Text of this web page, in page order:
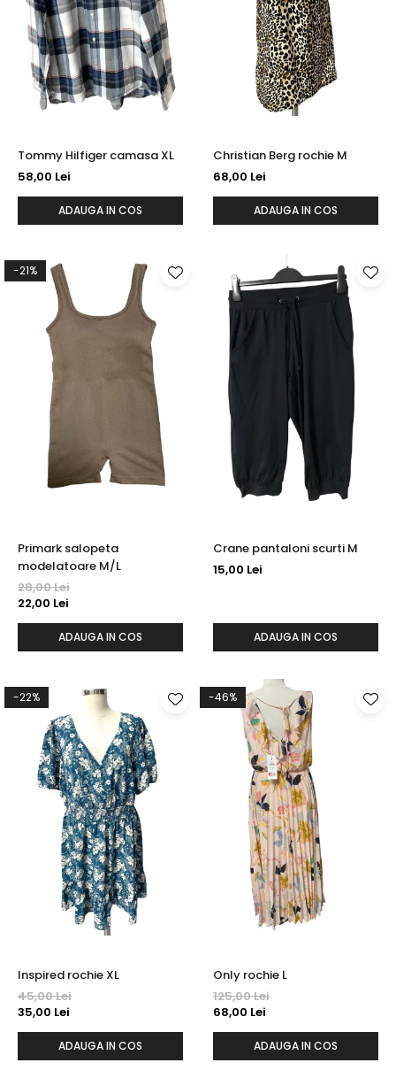
Hanorace
Lenjerii si pijamale
Paltoane
Pantaloni
Pulovere
Rochii
Sacouri si Costume
Sport
Tricouri si maiouri
Tricouri si maiouri
Veste
Salopete
Sport
Tricouri si maiouri
veste
Tommy Hilfiger camasa XL
58,00 Lei
ADAUGA IN COS
Christian Berg rochie M
68,00 Lei
ADAUGA IN COS
-21%
Primark salopeta
modelatoare M/L
28,00 Lei
22,00 Lei
ADAUGA IN COS
Crane pantaloni scurti M
15,00 Lei
ADAUGA IN COS
-22%
Inspired rochie XL
45,00 Lei
35,00 Lei
ADAUGA IN COS
-46%
Only rochie L
125,00 Lei
68,00 Lei
ADAUGA IN COS